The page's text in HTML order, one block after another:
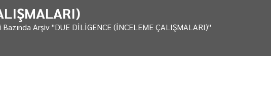
Arşiv "DUE DİLİGENCE (İNCELEME ÇALIŞMALARI)"